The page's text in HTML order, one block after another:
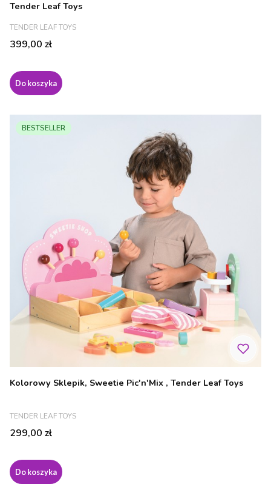
Tender Leaf Toys
PRODUCENT
TENDER LEAF TOYS
Cena
399,00 zł
Do koszyka
BESTSELLER
Kolorowy Sklepik, Sweetie Pic'n'Mix , Tender Leaf Toys
PRODUCENT
TENDER LEAF TOYS
Cena
299,00 zł
Do koszyka